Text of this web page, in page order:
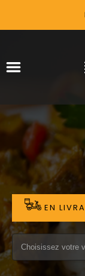
ACCUEIL
LA CARTE
VOTRE
NOTRE
VOS AVIS
MENTIONS
EN